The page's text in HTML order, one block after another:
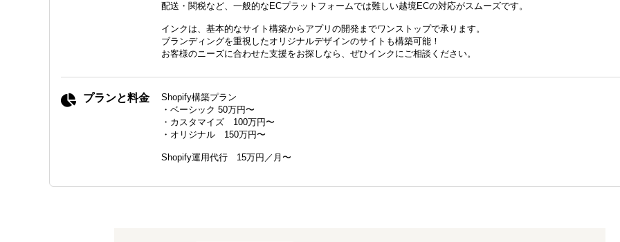
配送・関税など、一般的なECプラットフォームでは難しい越境ECの対応がスムーズです。
インクは、基本的なサイト構築からアプリの開発までワンストップで承ります。
ブランディングを重視したオリジナルデザインのサイトも構築可能！
お客様のニーズに合わせた支援をお探しなら、ぜひインクにご相談ください。
プランと料金
Shopify構築プラン
・ベーシック 50万円〜
・カスタマイズ 100万円〜
・オリジナル 150万円〜
Shopify運用代行 15万円／月〜